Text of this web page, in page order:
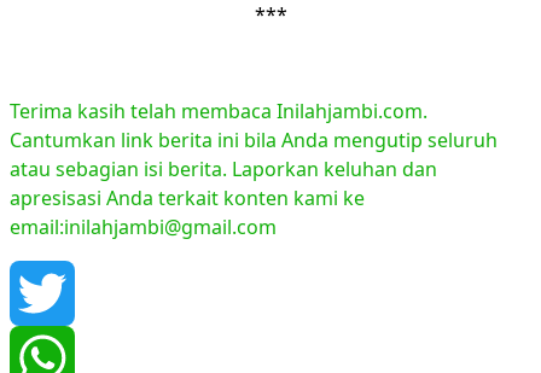
***
Terima kasih telah membaca Inilahjambi.com.
Cantumkan link berita ini bila Anda mengutip seluruh
atau sebagian isi berita. Laporkan keluhan dan
apresisasi Anda terkait konten kami ke
email:inilahjambi@gmail.com
Twitter